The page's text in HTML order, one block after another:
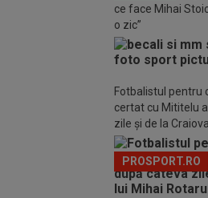
ce face Mihai
o zic”
Fotbalistul pentru
certat cu Mititelu
zile și de la
PROSPORT.RO